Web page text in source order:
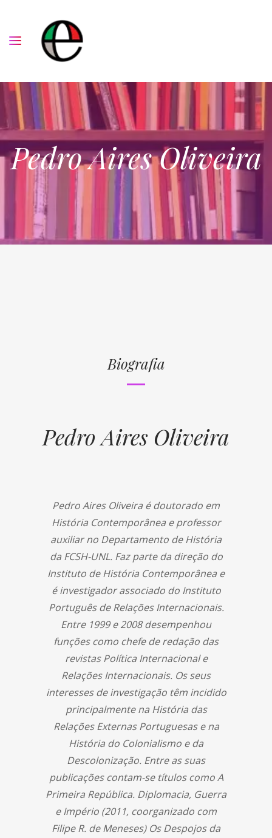
Pedro Aires Oliveira
Biografia
Pedro Aires Oliveira
Pedro Aires Oliveira é doutorado em
História Contemporânea e professor
auxiliar no Departamento de História
da FCSH-UNL. Faz parte da direção do
Instituto de História Contemporânea e
é investigador associado do Instituto
Português de Relações Internacionais.
Entre 1999 e 2008 desempenhou
funções como chefe de redação das
revistas Política Internacional e
Relações Internacionais. Os seus
interesses de investigação têm incidido
principalmente na História das
Relações Externas Portuguesas e na
História do Colonialismo e da
Descolonização. Entre as suas
publicações contam-se títulos como A
Primeira República. Diplomacia, Guerra
e Império (2011, coorganizado com
Filipe R. de Meneses) Os Despojos da